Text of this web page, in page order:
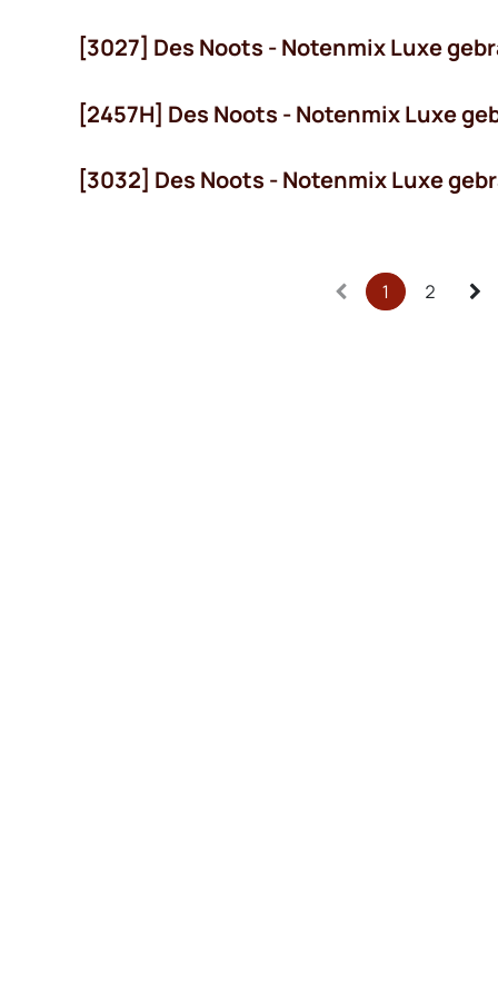
[3027] Des Noots - Notenmix Luxe
[2457H] Des Noots - Notenmix Luxe
[3032] Des Noots - Notenmix Luxe
1 2